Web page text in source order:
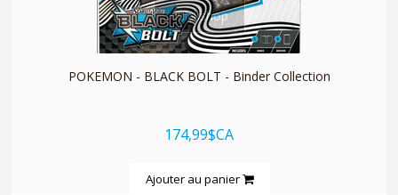
quickshop
POKEMON - BLACK BOLT - Binder Collection
174,99$CA
Ajouter au panier